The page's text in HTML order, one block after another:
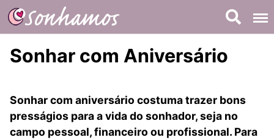
Skip
to
content
Sonhar com Aniversário
Sonhar com aniversário costuma trazer bons
presságios para a vida do sonhador, seja no
campo pessoal, financeiro ou profissional. Para